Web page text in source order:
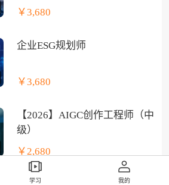
￥3,680
企业ESG规划师
￥3,680
【2026】AIGC创作工程师（中
级）
￥2,680
学习 我的